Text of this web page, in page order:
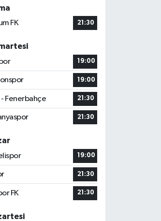
FK
21:30
19:00
19:00
Fenerbahçe 21:30
21:30
19:00
21:30
FK 21:30